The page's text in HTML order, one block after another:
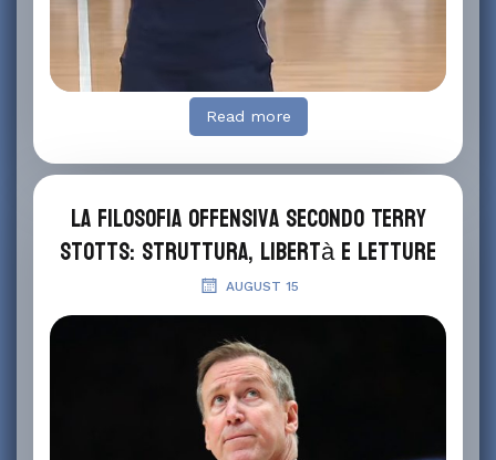
Read more
La filosofia offensiva secondo Terry
Stotts: struttura, libertà e letture
AUGUST 15